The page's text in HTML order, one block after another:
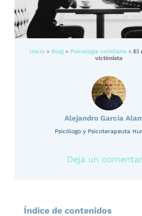
Inicio» Blog» Psicología cotidiana» El
victimista
Alejandro García
Psicólogo y Psicoterapeuta
Deja un
Índice de contenidos